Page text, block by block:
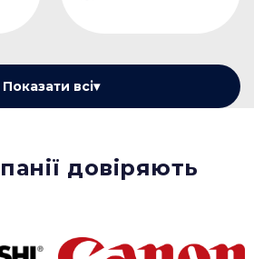
Показати всі▾
довіряють